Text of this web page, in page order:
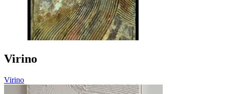
Virino
Virino